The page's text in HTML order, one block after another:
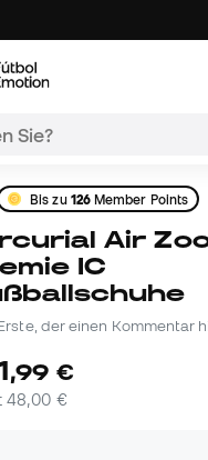
Bis zu 126Member Points
IC
der einen Kommentar
,99 €
48,00 €